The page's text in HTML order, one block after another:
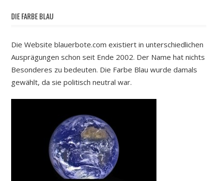
DIE FARBE BLAU
Die Website blauerbote.com existiert in unterschiedlichen
Ausprägungen schon seit Ende 2002. Der Name hat nichts
Besonderes zu bedeuten. Die Farbe Blau wurde damals
gewählt, da sie politisch neutral war.